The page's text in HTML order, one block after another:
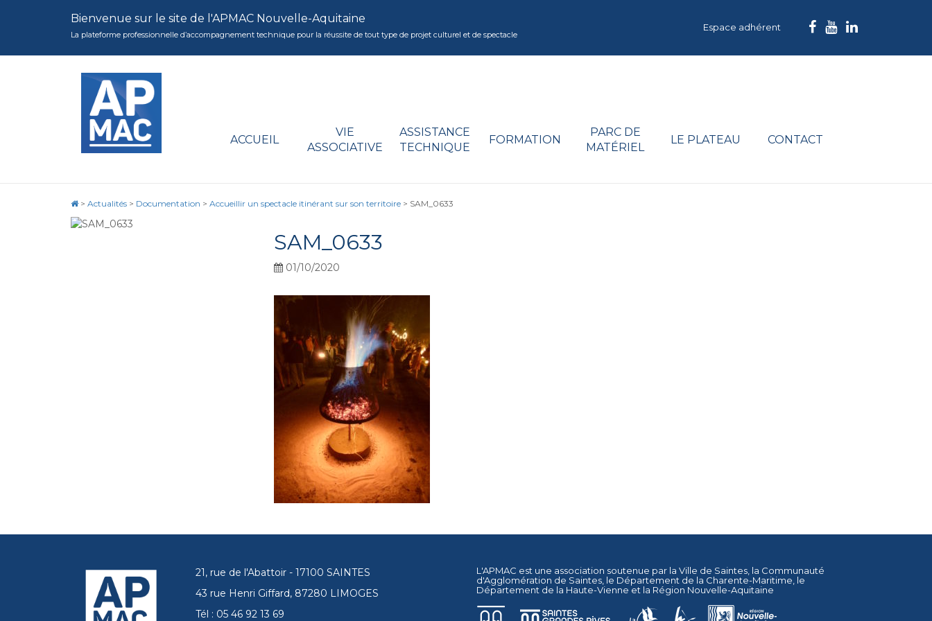
Bienvenue sur le site de l'APMAC Nouvelle-Aquitaine
La plateforme professionnelle d’accompagnement technique pour la réussite de tout type de projet culturel et de spectacle
Espace adhérent
ACCUEIL
VIE
ASSOCIATIVE
ASSISTANCE
TECHNIQUE
FORMATION
PARC DE
MATÉRIEL
LE PLATEAU CONTACT
> Actualités > Documentation > Accueillir un spectacle itinérant sur son territoire > SAM_0633
SAM_0633
01/10/2020
21, rue de l'Abattoir - 17100 SAINTES
43 rue Henri Giffard, 87280 LIMOGES
Tél : 05 46 92 13 69
L'APMAC est une association soutenue par la Ville de Saintes , la Communauté
d'Agglomération de Saintes , le Département de la Charente-Maritime , le
Département de la Haute-Vienne et la Région Nouvelle-Aquitaine